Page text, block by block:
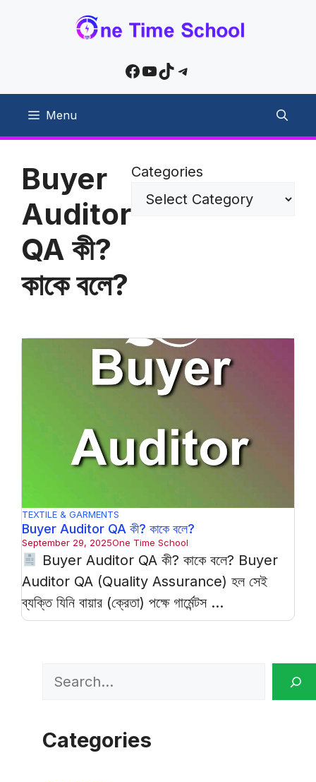
Facebook
YouTube
TikTokTelegram
Menu
Buyer
Auditor
QA কী?
কাকে বলে?
Categories
TEXTILE & GARMENTS
Buyer Auditor QA কী? কাকে বলে?
September 29, 2025One Time School
Buyer Auditor QA কী? কাকে বলে? Buyer
Auditor QA (Quality Assurance) হল সেই
ব্যক্তি যিনি বায়ার (ক্রেতা) পক্ষে গার্মেন্টস ...
Search
Categories